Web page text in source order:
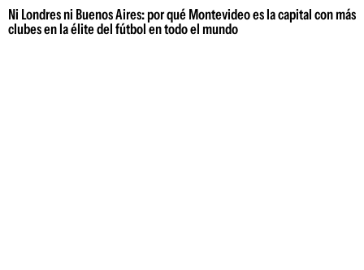
Ni Londres ni Buenos Aires: por qué Montevideo es la capital con más
clubes en la élite del fútbol en todo el mundo